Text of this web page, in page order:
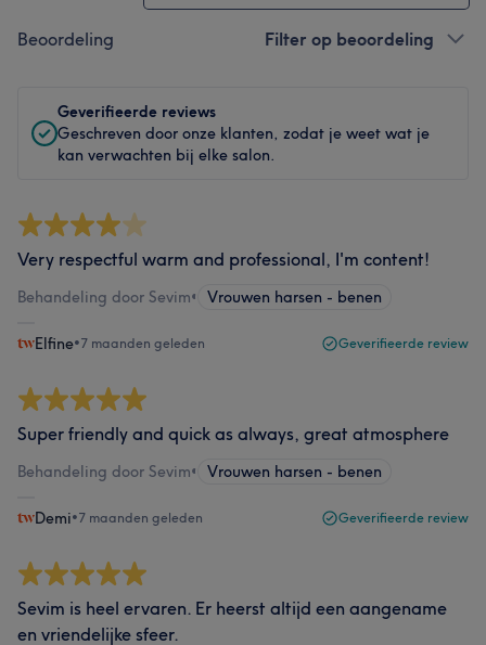
Beoordeling Filter op beoordeling
Geverifieerde reviews
Geschreven door onze klanten, zodat je weet wat je
kan verwachten bij elke salon.
Very respectful warm and professional, I'm content!
Behandeling door Sevim• Vrouwen harsen - benen
Elfine•7 maanden geleden Geverifieerde review
Super friendly and quick as always, great atmosphere
Behandeling door Sevim• Vrouwen harsen - benen
Demi•7 maanden geleden Geverifieerde review
Sevim is heel ervaren. Er heerst altijd een aangename
en vriendelijke sfeer.